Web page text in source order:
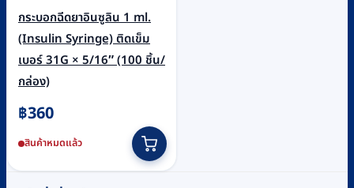
กระบอกฉีดยาอินซูลิน 1 ml.
(Insulin Syringe) ติดเข็ม
เบอร์ 31G × 5/16″ (100 ชิ้น/
กล่อง)
฿360
สินค้าหมดแล้ว